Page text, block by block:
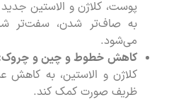
پوست، کلاژن و الاستین جدید را
به صاف‌تر شدن، سفت‌تر شدن
می‌شود.
کاهش خطوط و چین و چروک:
کلاژن و الاستین، به کاهش
ظریف صورت کمک کند.